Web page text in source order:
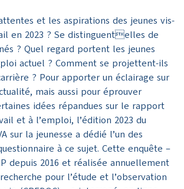
et les aspirations des jeunes vis-
en 2023 ? Se distinguentelles de
? Quel regard portent les jeunes
actuel ? Comment se projettent-ils
? Pour apporter un éclairage sur
mais aussi pour éprouver
idées répandues sur le rapport
et à l’emploi, l’édition 2023 du
sur la jeunesse a dédié l’un des
à ce sujet. Cette enquête –
depuis 2016 et réalisée annuellement
pour l’étude et l’observation